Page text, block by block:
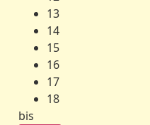
13
14
15
16
17
18
bis